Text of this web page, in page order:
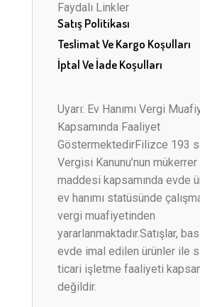
Faydalı Linkler
Satış Politikası
Teslimat Ve Kargo Koşulları
İptal Ve İade Koşulları
Uyarı: Ev Hanımı Vergi
Kapsamında Faaliyet
GöstermektedirFilizce 193
Vergisi Kanunu’nun
maddesi kapsamında evde
ev hanımı statüsünde
vergi muafiyetinden
yararlanmaktadır.Satışlar,
evde imal edilen ürünler ile
ticari işletme faaliyeti
değildir.